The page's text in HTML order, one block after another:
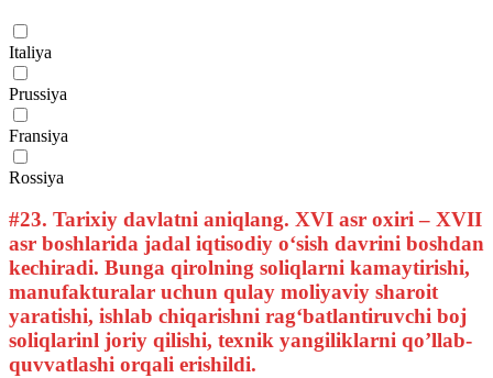
Italiya
Prussiya
Fransiya
Rossiya
#23. Tarixiy davlatni aniqlang. XVI asr oxiri – XVII
asr boshlarida jadal iqtisodiy o‘sish davrini boshdan
kechiradi. Bunga qirolning soliqlarni kamaytirishi,
manufakturalar uchun qulay moliyaviy sharoit
yaratishi, ishlab chiqarishni rag‘batlantiruvchi boj
soliqlarinl joriy qilishi, texnik yangiliklarni qo’llab-
quvvatlashi orqali erishildi.